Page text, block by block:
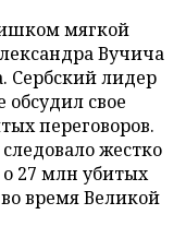
мягкой
Вучича
Сербский лидер
свое
переговоров.
жестко
27 млн убитых
время Великой